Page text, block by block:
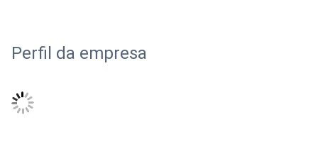
Perfil da empresa